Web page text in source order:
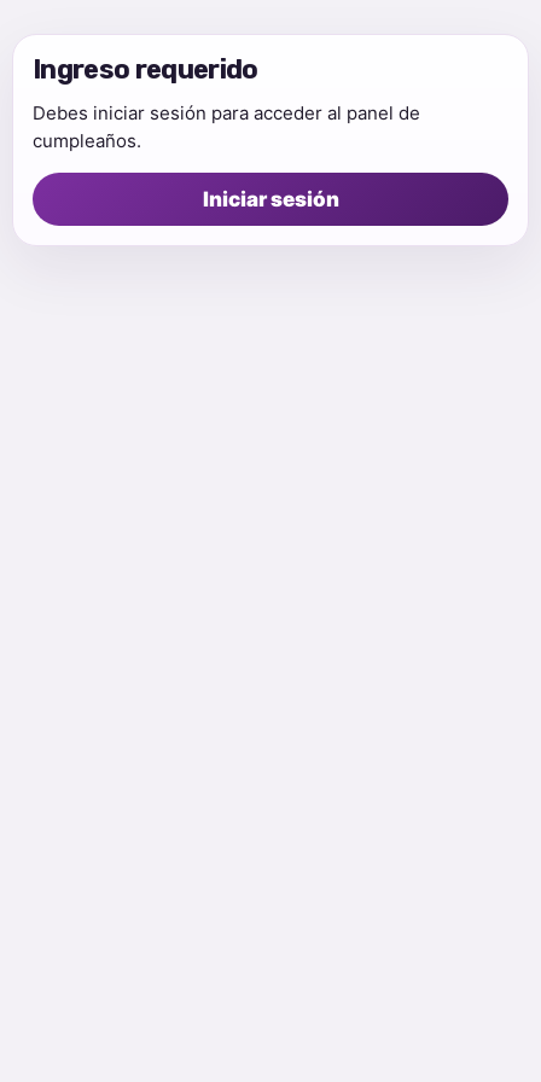
Ingreso requerido
Debes iniciar sesión para acceder al panel de
cumpleaños.
Iniciar sesión